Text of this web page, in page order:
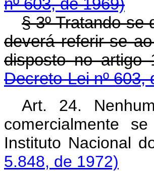
nº 603, de 1969)
§ 3º Tratando-se
deverá referir-se
disposto no
Decreto-Lei nº 603,
Art. 24.
comercialmente
Instituto
5.848, de 1972)